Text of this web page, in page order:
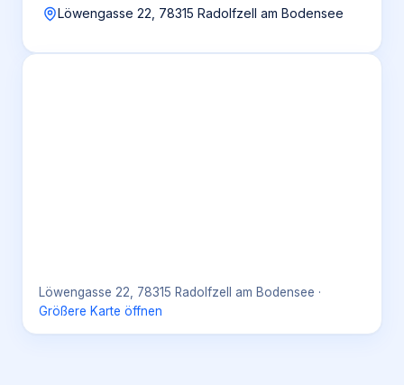
Löwengasse 22, 78315 Radolfzell am Bodensee
Löwengasse 22, 78315 Radolfzell am Bodensee ·
Größere Karte öffnen